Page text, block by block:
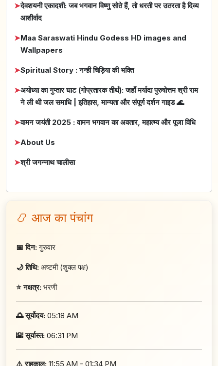
➤देवशयनी एकादशी: जब भगवान विष्णु सोते हैं, तो धरती पर उतरता है दिव्य
आशीर्वाद
➤Maa Saraswati Hindu Godess HD images and
Wallpapers
➤Spiritual Story : नन्ही चिड़िया की भक्ति
➤अयोध्या का गुप्तार घाट (गोप्रतारक तीर्थ): जहाँ मर्यादा पुरुषोत्तम श्री राम
ने ली थी जल समाधि | इतिहास, मान्यता और संपूर्ण दर्शन गाइड 🌊
➤वामन जयंती 2025 : वामन भगवान का अवतार, महात्म्य और पूजा विधि
➤About Us
➤श्री जगन्नाथ चालीसा
📿 आज का पंचांग
📅 दिन:गुरुवार
🌙 तिथि: अष्टमी (शुक्ल पक्ष)
⭐ नक्षत्र: भरणी
🌅 सूर्योदय: 05:18 AM
🌇 सूर्यास्त: 06:31 PM
⚠️ राहुकाल: 11:55 AM - 01:34 PM